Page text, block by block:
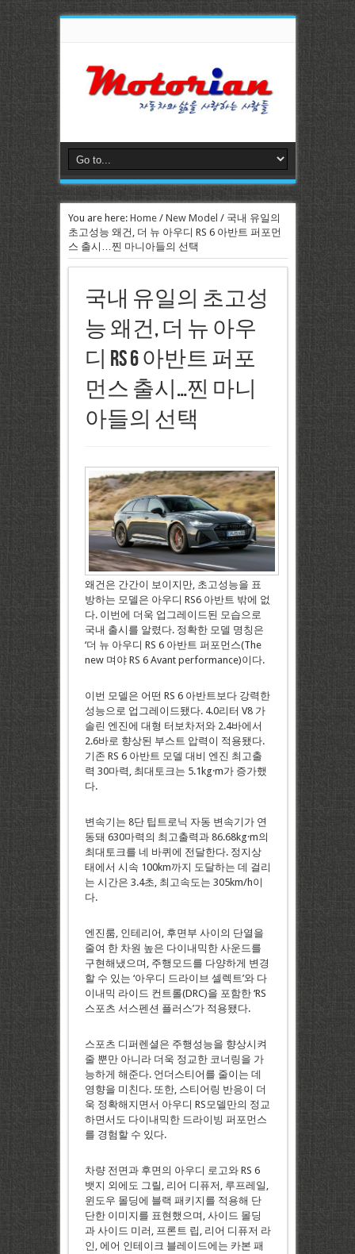
You are here: Home/ New Model / 국내 유일의
초고성능 왜건, 더 뉴 아우디 RS 6 아반트 퍼포먼
스 출시…찐 마니아들의 선택
국내 유일의 초고성
능 왜건, 더 뉴 아우
디 RS 6 아반트 퍼포
먼스 출시…찐 마니
아들의 선택
왜건은 간간이 보이지만, 초고성능을 표
방하는 모델은 아우디 RS6 아반트 밖에 없
다. 이번에 더욱 업그레이드된 모습으로
국내 출시를 알렸다. 정확한 모델 명칭은
‘더 뉴 아우디 RS 6 아반트 퍼포먼스(The
new 며야 RS 6 Avant performance)이다.
이번 모델은 어떤 RS 6 아반트보다 강력한
성능으로 업그레이드됐다. 4.0리터 V8 가
솔린 엔진에 대형 터보차저와 2.4바에서
2.6바로 향상된 부스트 압력이 적용됐다.
기존 RS 6 아반트 모델 대비 엔진 최고출
력 30마력, 최대토크는 5.1kg·m가 증가했
다.
변속기는 8단 팁트로닉 자동 변속기가 연
동돼 630마력의 최고출력과 86.68kg·m의
최대토크를 네 바퀴에 전달한다. 정지상
태에서 시속 100km까지 도달하는 데 걸리
는 시간은 3.4초, 최고속도는 305km/h이
다.
엔진룸, 인테리어, 후면부 사이의 단열을
줄여 한 차원 높은 다이내믹한 사운드를
구현해냈으며, 주행모드를 다양하게 변경
할 수 있는 ‘아우디 드라이브 셀렉트’와 다
이내믹 라이드 컨트롤(DRC)을 포함한 ‘RS
스포츠 서스펜션 플러스’가 적용됐다.
스포츠 디퍼렌셜은 주행성능을 향상시켜
줄 뿐만 아니라 더욱 정교한 코너링을 가
능하게 해준다. 언더스티어를 줄이는 데
영향을 미친다. 또한, 스티어링 반응이 더
욱 정확해지면서 아우디 RS모델만의 정교
하면서도 다이내믹한 드라이빙 퍼포먼스
를 경험할 수 있다.
차량 전면과 후면의 아우디 로고와 RS 6
뱃지 외에도 그릴, 리어 디퓨저, 루프레일,
윈도우 몰딩에 블랙 패키지를 적용해 단
단한 이미지를 표현했으며, 사이드 몰딩
과 사이드 미러, 프론트 립, 리어 디퓨저 라
인, 에어 인테이크 블레이드에는 카본 패